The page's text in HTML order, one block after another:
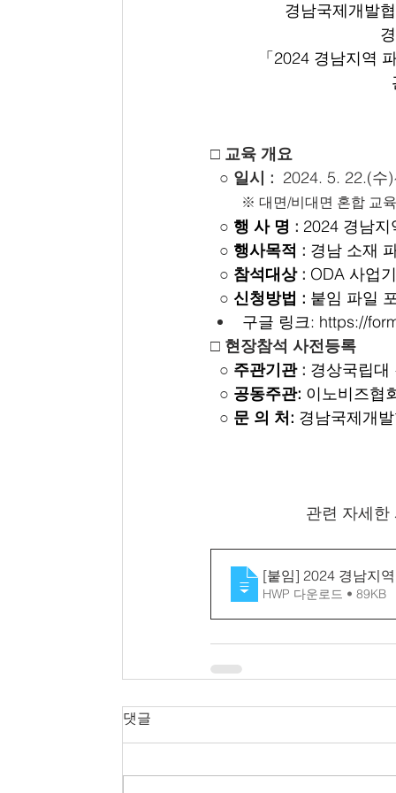
경남국제개발
「2024 경남지역
□ 교육 개요
○ 일시 : 2024. 5. 22.(수
※ 대면/비대면 혼합 교
  ○
행 사 명 : 2024 경남
  ○
행사목적 : 경남 소재
○ 참석대상 : ODA 사업
○ 신청방법 : 붙임 파일
구글 링크: https://
□ 현장참석 사전등록
○ 주관기관 : 경상국립대
○ 공동주관: 이노비즈협
○ 문 의 처: 경남국제개
관련 자세
[붙임] 2024 경남지
HWP 다운로드 • 89KB
댓글